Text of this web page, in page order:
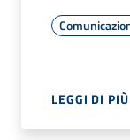
LEGGI DI PIÙ